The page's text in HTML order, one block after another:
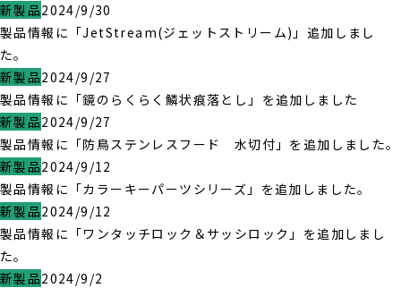
新製品2024/9/30
製品情報に「JetStream(ジェットストリーム)」追加しまし
た。
新製品2024/9/27
製品情報に「鏡のらくらく鱗状痕落とし」を追加しました
新製品2024/9/27
製品情報に「防鳥ステンレスフード 水切付」を追加しました。
新製品2024/9/12
製品情報に「カラーキーパーツシリーズ」を追加しました。
新製品2024/9/12
製品情報に「ワンタッチロック＆サッシロック」を追加しまし
た。
新製品2024/9/2